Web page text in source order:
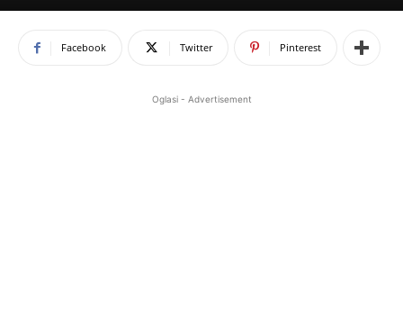
Facebook Twitter Pinterest
Oglasi - Advertisement